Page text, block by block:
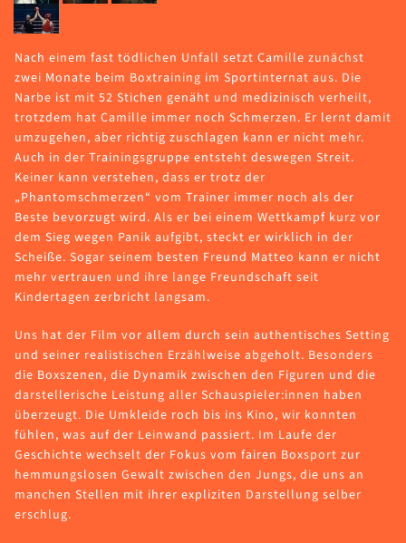
Nach einem fast tödlichen Unfall setzt Camille zunächst
zwei Monate beim Boxtraining im Sportinternat aus. Die
Narbe ist mit 52 Stichen genäht und medizinisch verheilt,
trotzdem hat Camille immer noch Schmerzen. Er lernt damit
umzugehen, aber richtig zuschlagen kann er nicht mehr.
Auch in der Trainingsgruppe entsteht deswegen Streit.
Keiner kann verstehen, dass er trotz der
„Phantomschmerzen“ vom Trainer immer noch als der
Beste bevorzugt wird. Als er bei einem Wettkampf kurz vor
dem Sieg wegen Panik aufgibt, steckt er wirklich in der
Scheiße. Sogar seinem besten Freund Matteo kann er nicht
mehr vertrauen und ihre lange Freundschaft seit
Kindertagen zerbricht langsam.
Uns hat der Film vor allem durch sein authentisches Setting
und seiner realistischen Erzählweise abgeholt. Besonders
die Boxszenen, die Dynamik zwischen den Figuren und die
darstellerische Leistung aller Schauspieler:innen haben
überzeugt. Die Umkleide roch bis ins Kino, wir konnten
fühlen, was auf der Leinwand passiert. Im Laufe der
Geschichte wechselt der Fokus vom fairen Boxsport zur
hemmungslosen Gewalt zwischen den Jungs, die uns an
manchen Stellen mit ihrer expliziten Darstellung selber
erschlug.